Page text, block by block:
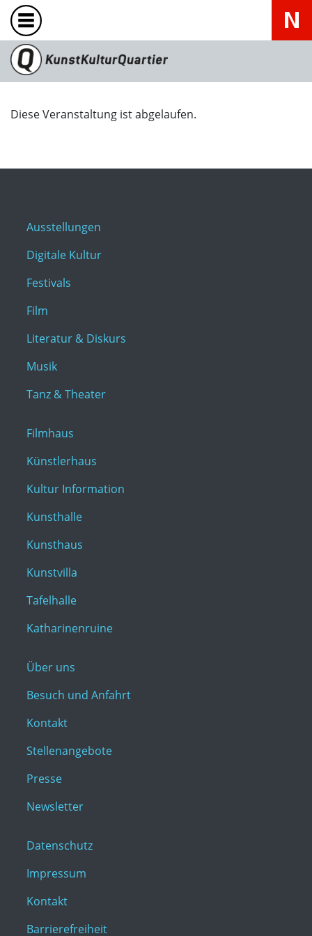
Diese Veranstaltung ist abgelaufen.
Ausstellungen
Digitale Kultur
Festivals
Film
Literatur & Diskurs
Musik
Tanz & Theater
Filmhaus
Künstlerhaus
Kultur Information
Kunsthalle
Kunsthaus
Kunstvilla
Tafelhalle
Katharinenruine
Über uns
Besuch und Anfahrt
Kontakt
Stellenangebote
Presse
Newsletter
Datenschutz
Impressum
Kontakt
Barrierefreiheit